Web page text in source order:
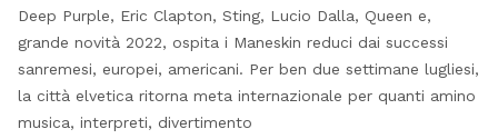
Deep Purple, Eric Clapton, Sting, Lucio Dalla, Queen e,
grande novità 2022, ospita i Maneskin reduci dai successi
sanremesi, europei, americani. Per ben due settimane lugliesi,
la città elvetica ritorna meta internazionale per quanti amino
musica, interpreti, divertimento